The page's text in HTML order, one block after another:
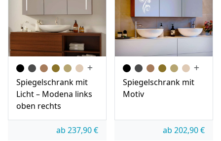
Spiegelschrank mit
Licht – Modena links
oben rechts
ab 237,90€
Spiegelschrank mit
Motiv
ab 202,90€